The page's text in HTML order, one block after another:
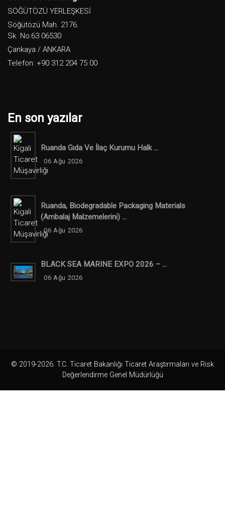
SÖĞÜTÖZÜ YERLEŞKESİ
Söğütözü Mah. 2176.
Sk. No:63 06530
Çankaya / ANKARA
Telefon: +90 312 204 75 00
En son yazılar
Ruanda Gıda Ve İlaç Kurumu Halk ...
06 Ağu 2026
Ruanda, Biodegradable Packaging Materials
(ambalaj Malzemelerini) ...
06 Ağu 2026
BLACK SEA MARINE EXPO 2026 – ...
06 Ağu 2026
© 2019-2026. T.C. Ticaret Bakanlığı Ticaret Araştırmaları ve Risk
Değerlendirme Genel Müdürlüğü